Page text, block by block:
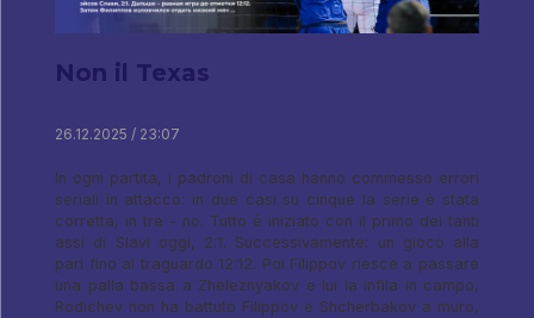
Non il Texas
26.12.2025 / 23:07
In ogni partita, i padroni di casa hanno commesso errori
seriali in attacco: in due casi su cinque la serie è stata
corretta, in tre - no. Tutto è iniziato con il primo dei tanti
assi di Slavi oggi, 2:1. Successivamente: un gioco alla
pari fino al traguardo 12:12. Poi Filippov riesce a passare
una palla bassa a Zheleznyakov e lui la infila in campo,
Rodichev non ha battuto Filippov e Shcherbakov a muro,